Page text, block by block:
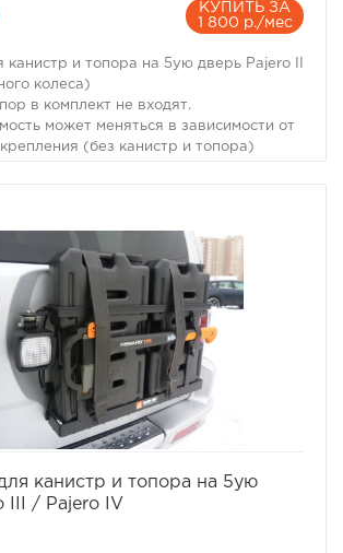
КУПИТЬ ЗА
1 800 р./мес
канистр и топора на 5ую дверь Pajero II
колеса)
в комплект не входят.
может меняться в зависимости от
(без канистр и топора)
свяжитесь с нами по телефону +7 (495)
канистр и топора на 5ую
III / Pajero IV